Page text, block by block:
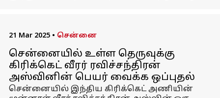
21 Mar 2025 • சென்னை
சென்னையில் உள்ள தெருவுக்கு
கிரிக்கெட் வீரர் ரவிச்சந்திரன்
அஸ்வினின் பெயர் வைக்க ஒப்புதல்
சென்னையில் இந்திய கிரிக்கெட் அணியின்